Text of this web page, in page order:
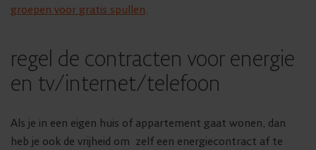
groepen voor gratis spullen.
regel de contracten voor energie
en tv/internet/telefoon
Als je in een eigen huis of appartement gaat wonen, dan
heb je ook de vrijheid om zelf een energiecontract af te